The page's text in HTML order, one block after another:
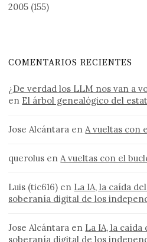
2005 (155)
COMENTARIOS RECIENTES
¿De verdad los LLM nos van a
en El árbol genealógico del
Jose Alcántara en A vueltas con
querolus en A vueltas con el
Luis (tic616) en La IA, la caída
soberanía digital de los
Jose Alcántara en La IA, la caída
soberanía digital de los